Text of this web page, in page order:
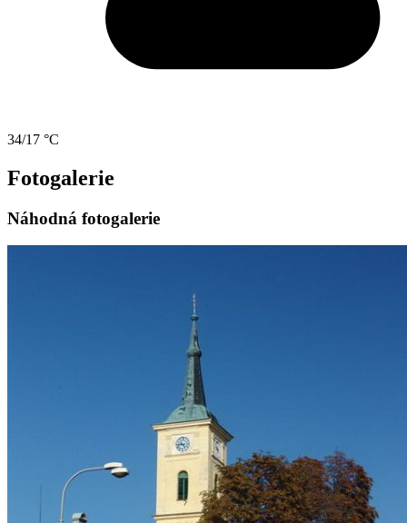
34/17 °C
Fotogalerie
Náhodná fotogalerie